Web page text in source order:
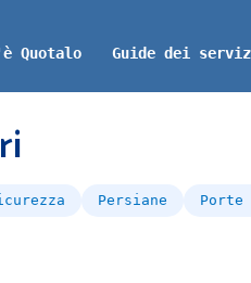
Quotalo Guide dei
Persiane